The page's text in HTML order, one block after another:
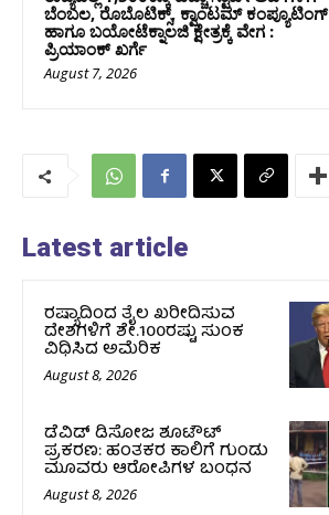
ಬೆಂಬಲ, ರೊಬೊಟಿಕ್ಸ್, ಕ್ವಾಂಟಮ್ ಕಂಪ್ಯೂಟಿಂಗ್
ಹಾಗೂ ಬಯೋಟೆಕ್ನಾಲಜಿ ಕ್ಷೇತ್ರಕ್ಕೆ ವೇಗ :
ಪ್ರಿಯಾಂಕ್‌ ಖರ್ಗೆ
August 7, 2026
Latest article
ರಷ್ಯಾದಿಂದ ತೈಲ ಖರೀದಿಸುವ
ದೇಶಗಳಿಗೆ ಶೇ.100ರಷ್ಟು ಸುಂಕ
ವಿಧಿಸಿದ ಅಮೆರಿಕ
August 8, 2026
ಡೆವಿಡ್ ಡಿಸೋಜ ಶೂಟೌಟ್
ಪ್ರಕರಣ: ಹಂತಕರ ಕಾಲಿಗೆ ಗುಂಡು
ಮೂವರು ಆರೋಪಿಗಳ ಬಂಧನ
August 8, 2026